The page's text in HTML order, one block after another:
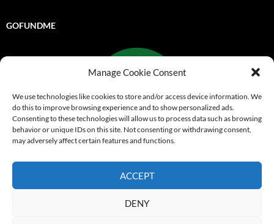
Manage Cookie Consent
We use technologies like cookies to store and/or access device information. We
do this to improve browsing experience and to show personalized ads.
Consenting to these technologies will allow us to process data such as browsing
behavior or unique IDs on this site. Not consenting or withdrawing consent,
may adversely affect certain features and functions.
ACCEPT
DENY
GOFUNDME